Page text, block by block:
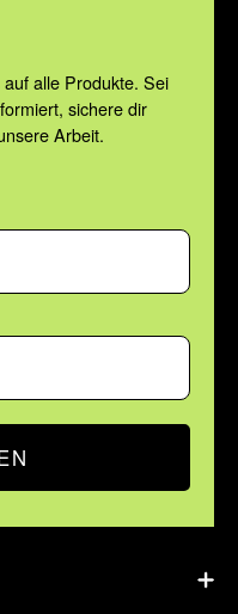
alle Produkte. Sei
sichere dir
Arbeit.